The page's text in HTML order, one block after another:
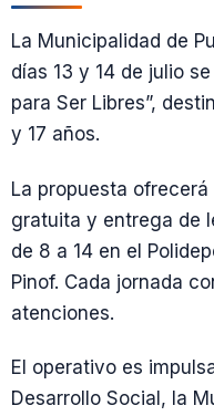
La Municipalidad de
días 13 y 14 de julio
para Ser Libres”,
y 17 años.
La propuesta
gratuita y entrega de
de 8 a 14 en el
Pinof. Cada jornada
atenciones.
El operativo es
Desarrollo Social, la